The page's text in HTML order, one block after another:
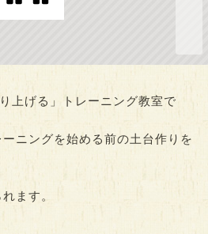
上げる」トレーニング教室で
ニングを始める前の土台作りを
ます。